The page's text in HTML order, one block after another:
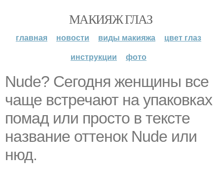
МАКИЯЖ ГЛАЗ
главная новости виды макияжа
цвет глаз
инструкции
фото
Nude? Сегодня женщины все
чаще встречают на упаковках
помад или просто в тексте
название оттенок Nude или
нюд.